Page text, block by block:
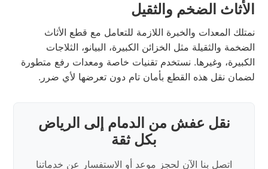
الأثاث الضخم والثقيل
نمتلك المعدات والخبرة اللازمة للتعامل مع قطع الأثاث
الضخمة والثقيلة مثل الخزائن الكبيرة، البيانو، الثلاجات
الكبيرة، وغيرها. نستخدم تقنيات خاصة ومعدات رفع متطورة
لضمان نقل هذه القطع بأمان تام دون تعرضها لأي ضرر.
نقل عفش من الدمام إلى الرياض
بكل ثقة
اتصل بنا الآن لحجز موعد أو الاستفسار عن خدماتنا